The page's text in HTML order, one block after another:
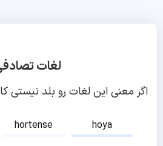
لغات
اگر معنی این لغات رو بلد نیستی
hortense
hoya